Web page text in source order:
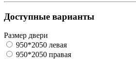
Доступные варианты
Размер двери
950*2050 левая
950*2050 правая